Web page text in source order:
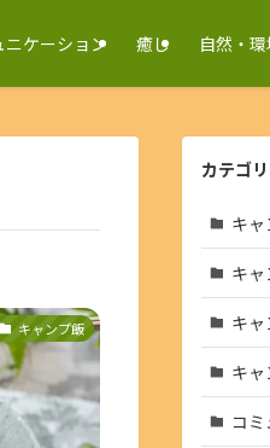
ニケーション 癒し 自然・
キャンプ飯
カテゴ
キャ
キ
キ
キ
コ